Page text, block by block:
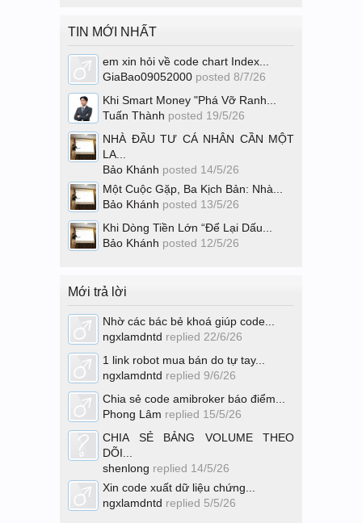
TIN MỚI NHẤT
em xin hỏi về code chart Index...
GiaBao09052000 posted 8/7/26
Khi Smart Money "Phá Vỡ Ranh...
Tuấn Thành posted 19/5/26
NHÀ ĐẦU TƯ CÁ NHÂN CẦN MỘT
LA...
Bảo Khánh posted 14/5/26
Một Cuộc Gặp, Ba Kịch Bản: Nhà...
Bảo Khánh posted 13/5/26
Khi Dòng Tiền Lớn “Để Lại Dấu...
Bảo Khánh posted 12/5/26
Mới trả lời
Nhờ các bác bẻ khoá giúp code...
ngxlamdntd replied 22/6/26
1 link robot mua bán do tự tay...
ngxlamdntd replied 9/6/26
Chia sẻ code amibroker báo điểm...
Phong Lâm replied 15/5/26
CHIA SẺ BẢNG VOLUME THEO
DÕI...
shenlong replied 14/5/26
Xin code xuất dữ liệu chứng...
ngxlamdntd replied 5/5/26